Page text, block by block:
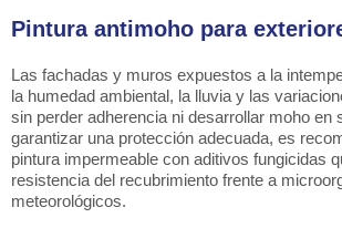
Pintura antimoho para
Las fachadas y muros expuestos a la
la humedad ambiental, la lluvia y las
sin perder adherencia ni desarrollar moho en
garantizar una protección adecuada, es
pintura impermeable con aditivos fungicidas
resistencia del recubrimiento frente a
meteorológicos.